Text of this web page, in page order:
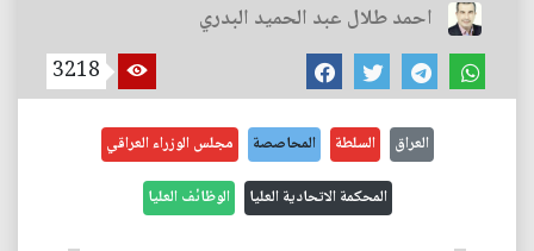
احمد طلال عبد الحميد البدري
3218
العراق السلطة المحاصصة مجلس الوزراء العراقي
المحكمة الاتحادية العليا الوظائف العليا